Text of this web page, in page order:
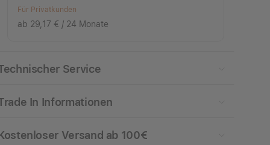
Für Privatkunden
ab 29,17 € / 24 Monate
Service
In Informationen
Versand ab 100€